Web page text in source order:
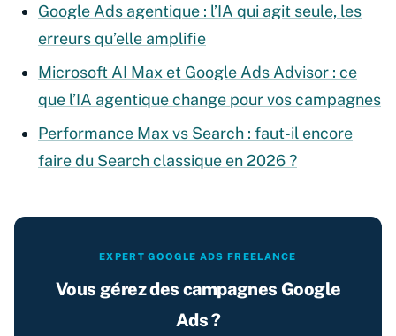
Google Ads agentique : l’IA qui agit seule, les
erreurs qu’elle amplifie
Microsoft AI Max et Google Ads Advisor : ce
que l’IA agentique change pour vos campagnes
Performance Max vs Search : faut-il encore
faire du Search classique en 2026 ?
EXPERT GOOGLE ADS FREELANCE
Vous gérez des campagnes Google
Ads ?